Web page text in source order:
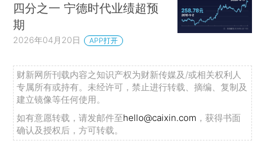
四分之一 宁德时代业绩超预
期
2026年04月20日 APP打开
财新网所刊载内容之知识产权为财新传媒及/或相关权利人
专属所有或持有。未经许可，禁止进行转载、摘编、复制及
建立镜像等任何使用。
如有意愿转载，请发邮件至hello@caixin.com ，获得书面
确认及授权后，方可转载。